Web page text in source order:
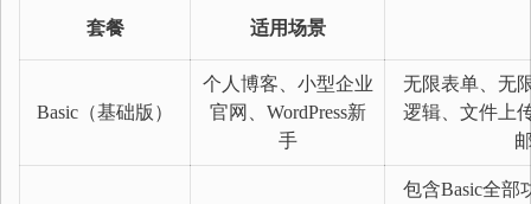
套餐 适用场景
Basic（基础版）
个人博客、小型企业
官网、WordPress新
手
无限表单、无
逻辑、文件上
包含Basic全部